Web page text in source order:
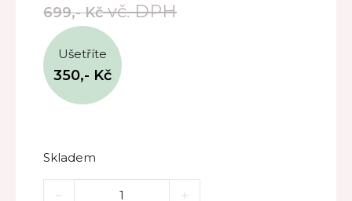
699,-Kčvč. DPH
Ušetříte
350,- Kč
Skladem
Dárkový set LEVANDULE – sprchový gel, tělové